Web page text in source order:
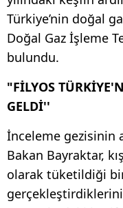
Türkiye’nin doğal
Doğal Gaz İşleme
bulundu.
"FİLYOS
GELDİ''
İnceleme gezisinin
Bakan Bayraktar,
olarak tüketildiği
gerçekleştirdiklerini